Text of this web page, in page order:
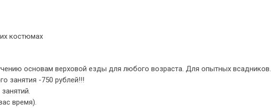
костюмах
основам верховой езды для любого возраста. Для опытных всадников.
занятия -750 рублей!!!
время).